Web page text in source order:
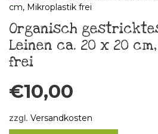
Organisch
Leinen ca. 20 x 20
frei
€10,00
zzgl. Versandkosten